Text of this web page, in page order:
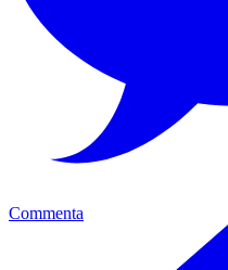
Commenta